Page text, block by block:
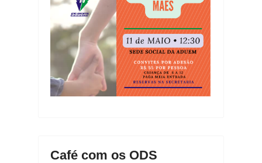
Café com os ODS